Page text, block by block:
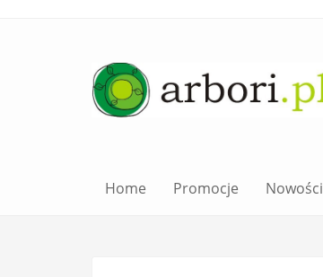
Home Promocje Nowości